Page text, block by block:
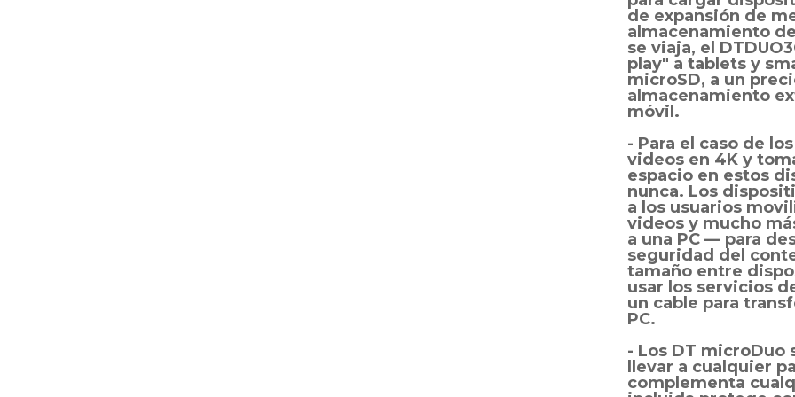
de expansión de
almacenamiento
se viaja, el
play" a tablets y
microSD, a un
almacenamiento
móvil.
- Para el caso de
videos en 4K y
espacio en estos
nunca. Los
a los usuarios
videos y mucho
a una PC — para
seguridad del
tamaño entre
usar los servicios
un cable para
PC.
- Los DT microDuo
llevar a cualquier
complementa